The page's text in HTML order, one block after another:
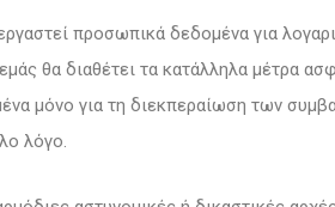
προσωπικά δεδομένα για
θα διαθέτει τα κατάλληλα μέτρα
μόνο για τη διεκπεραίωση των
λόγο.